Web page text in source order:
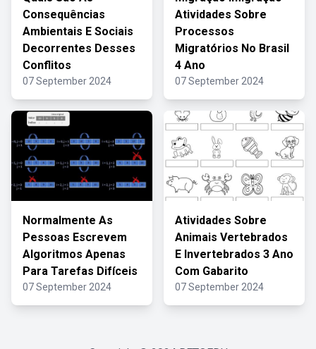
Consequências
Ambientais E Sociais
Decorrentes Desses
Conflitos
07 September 2024
Atividades Sobre
Processos
Migratórios No Brasil
4 Ano
07 September 2024
Normalmente As
Pessoas Escrevem
Algoritmos Apenas
Para Tarefas Difíceis
07 September 2024
Atividades Sobre
Animais Vertebrados
E Invertebrados 3 Ano
Com Gabarito
07 September 2024